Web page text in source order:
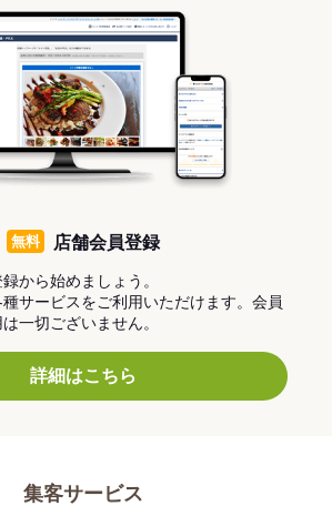
無料 店舗会員登録
から始めましょう。
サービスをご利用いただけます。会員
一切ございません。
詳細はこちら
集客サービス